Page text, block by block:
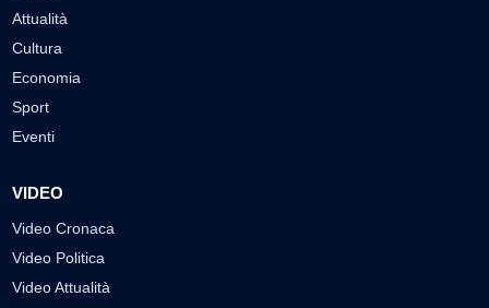
Attualità
Cultura
Economia
Sport
Eventi
VIDEO
Video Cronaca
Video Politica
Video Attualità